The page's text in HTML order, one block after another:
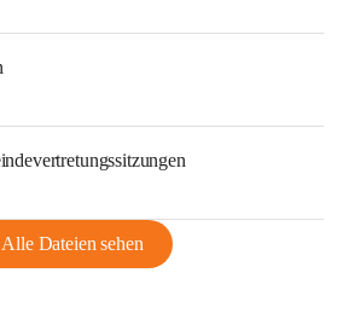
Alle Dateien sehen